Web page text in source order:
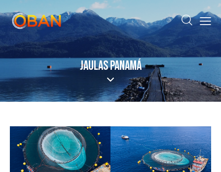
JAULAS PANAMÁ